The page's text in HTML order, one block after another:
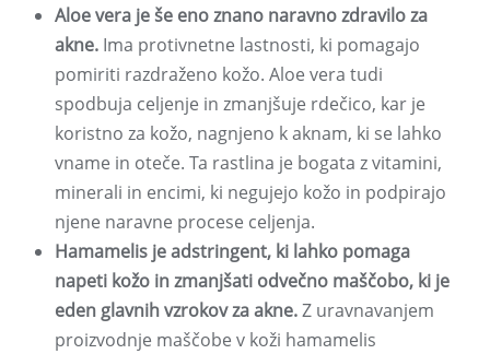
Aloe vera je še eno znano naravno zdravilo za
akne. Ima protivnetne lastnosti, ki pomagajo
pomiriti razdraženo kožo. Aloe vera tudi
spodbuja celjenje in zmanjšuje rdečico, kar je
koristno za kožo, nagnjeno k aknam, ki se lahko
vname in oteče. Ta rastlina je bogata z vitamini,
minerali in encimi, ki negujejo kožo in podpirajo
njene naravne procese celjenja.
Hamamelis je adstringent, ki lahko pomaga
napeti kožo in zmanjšati odvečno maščobo, ki je
eden glavnih vzrokov za akne.Z uravnavanjem
proizvodnje maščobe v koži hamamelis